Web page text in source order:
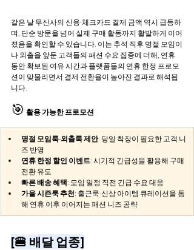
같은 날 무신사의 신용·체크카드 결제 금액 역시 급등하
며, 단순 방문을 넘어 실제 구매 활동까지 활발하게 이어
졌음을 확인할 수 있습니다. 이는 추석 직후 명절 모임이
나 외출을 앞둔 고객들의 패션 수요 집중에 더해, 연휴
동안 확보된 여유 시간과 플랫폼들의 연휴 한정 프로모
션이 맞물리면서 결제 전환율이 높아진 결과로 해석됩
니다.
🎯 활용 가능한 프로모션
명절 모임룩·외출룩 제안: 당일 착장이 필요한 고객 니
즈 반영
연휴 한정 할인 이벤트: 시기적 긴급성을 활용해 구매
전환 유도
빠른 배송 혜택: 모임 일정 직전 긴급 수요 대응
가을 시즌룩 추천: 출근룩·신상 아이템 큐레이션을 통
해 연휴 이후 이어지는 패션 니즈 공략
[🍔 배달 업종]